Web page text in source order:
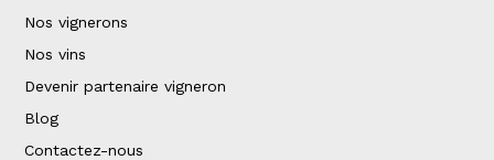
Nos vignerons
Nos vins
Devenir partenaire vigneron
Blog
Contactez-nous